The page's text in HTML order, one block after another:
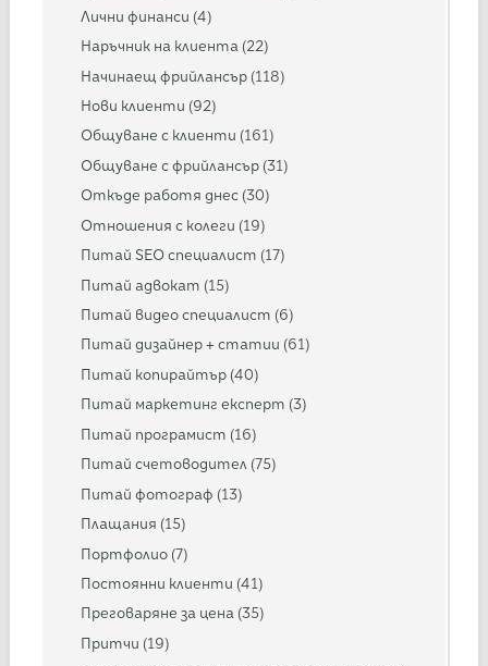
Лични финанси (4)
Наръчник на клиента (22)
Начинаещ фрийлансър (118)
Нови клиенти (92)
Общуване с клиенти (161)
Общуване с фрийлансър (31)
Откъде работя днес (30)
Отношения с колеги (19)
Питай SEO специалист (17)
Питай адвокат (15)
Питай видео специалист (6)
Питай дизайнер + статии (61)
Питай копирайтър (40)
Питай маркетинг експерт (3)
Питай програмист (16)
Питай счетоводител (75)
Питай фотограф (13)
Плащания (15)
Портфолио (7)
Постоянни клиенти (41)
Преговаряне за цена (35)
Притчи (19)